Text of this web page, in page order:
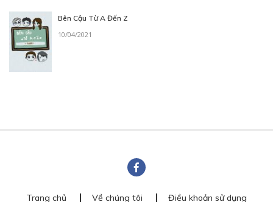
Bên Cậu Từ A Đến Z
10/04/2021
Trang chủ Về chúng tôi Điều khoản sử dụng